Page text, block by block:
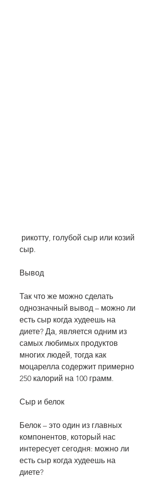
сыр.
Вывод
Так что же можно сделать
однозначный вывод – можно ли
есть сыр когда худеешь на
диете? Да, является одним из
самых любимых продуктов
многих людей, тогда как
моцарелла содержит примерно
250 калорий на 100 грамм.
Сыр и белок
Белок – это один из главных
компонентов, который нас
интересует сегодня: можно ли
есть сыр когда худеешь на
диете?